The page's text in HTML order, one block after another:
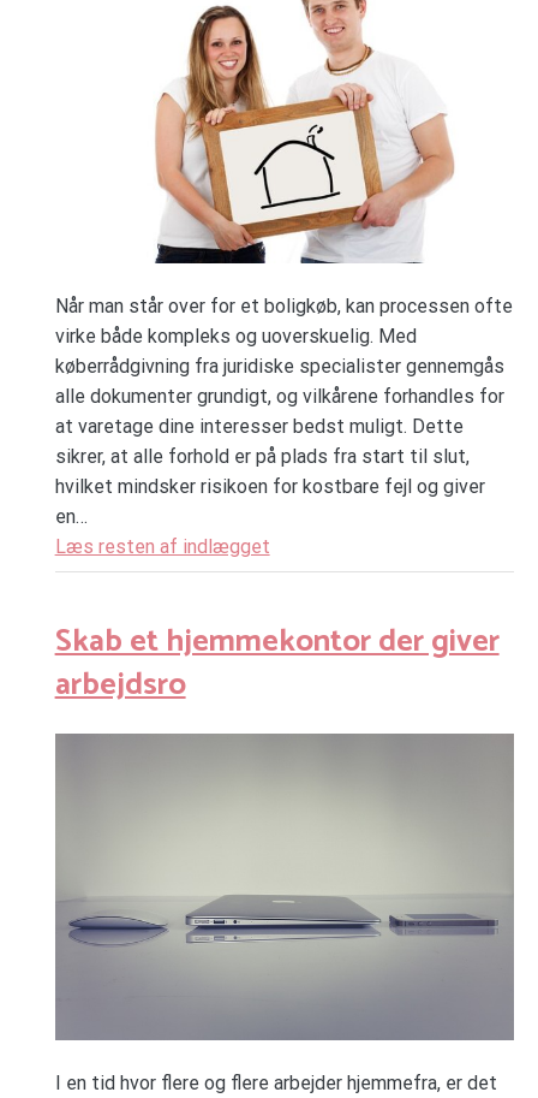
Når man står over for et boligkøb, kan processen ofte
virke både kompleks og uoverskuelig. Med
køberrådgivning fra juridiske specialister gennemgås
alle dokumenter grundigt, og vilkårene forhandles for
at varetage dine interesser bedst muligt. Dette
sikrer, at alle forhold er på plads fra start til slut,
hvilket mindsker risikoen for kostbare fejl og giver
en…
Læs resten af indlægget
Skab et hjemmekontor der giver
arbejdsro
I en tid hvor flere og flere arbejder hjemmefra, er det